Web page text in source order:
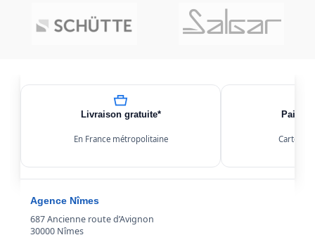
Livraison gratuite*
En France métropolitaine Carte,
Agence Nîmes
687 Ancienne route d’Avignon
30000 Nîmes